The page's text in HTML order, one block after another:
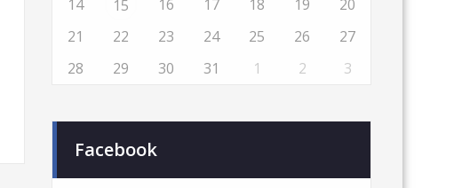
14
15 16 17 18 19
20
21
22 23 24 25 26
27
28
29 30 31 1 2 3
Facebook